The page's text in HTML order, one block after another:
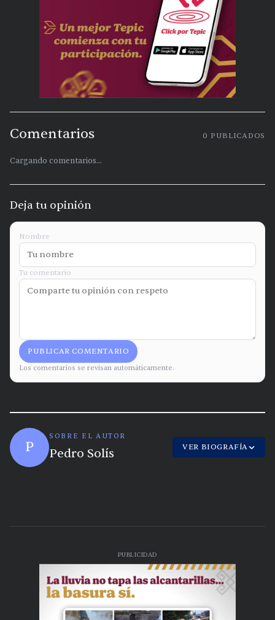
Comentarios 0 PUBLICADOS
Cargando comentarios...
Deja tu opinión
Nombre
Tu comentario
PUBLICAR COMENTARIO
Los comentarios se revisan automáticamente.
P
SOBRE EL AUTOR
Pedro Solís VER BIOGRAFÍA
PUBLICIDAD